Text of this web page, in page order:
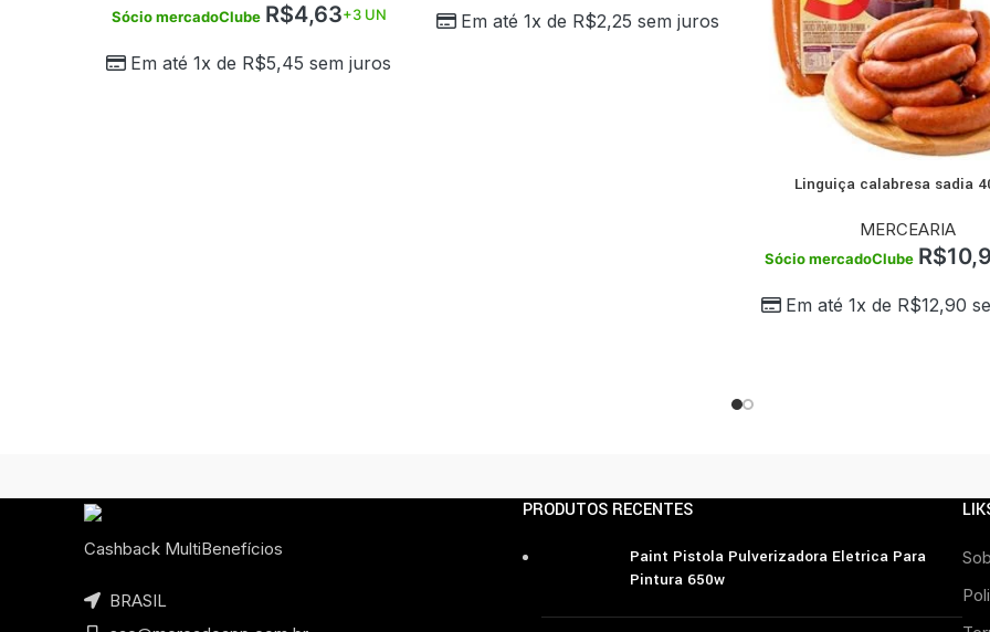
Sócio mercadoClube R$4,63+3 UN
Em até 1x de R$5,45 sem juros
Em até 1x de R$2,25 sem juros
COMPRARLinguiça calabresa sadia
MERCEARIA
Sócio mercadoClube R$
Em até 1x de R$12,90
Cashback MultiBenefícios
BRASIL
PRODUTOS RECENTES
Paint Pistola Pulverizadora Eletrica Para
Pintura 650w